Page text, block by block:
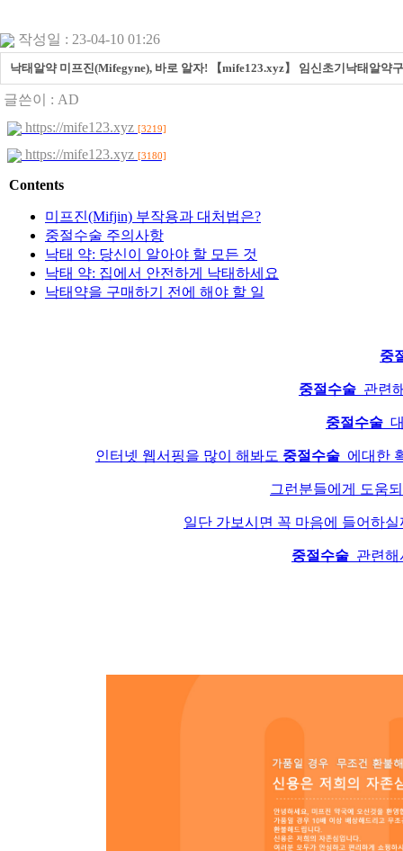
작성일 : 23-04-10 01:26
낙태알약 미프진(Mifegyne), 바로 알자! 【mife123.xyz】 임신초기낙태알약
글쓴이 : AD
https://mife123.xyz [3219]
https://mife123.xyz [3180]
Contents
미프진(Mifjin) 부작용과 대처법은?
중절수술 주의사항
낙태 약: 당신이 알아야 할 모든 것
낙태 약: 집에서 안전하게 낙태하세요
낙태약을 구매하기 전에 해야 할 일
중
중절수술 관련
중절수술
인터넷 웹서핑을 많이 해봐도 중절수술 에대한
그런분들에게 도움
일단 가보시면 꼭 마음에 들어하
중절수술 관련해